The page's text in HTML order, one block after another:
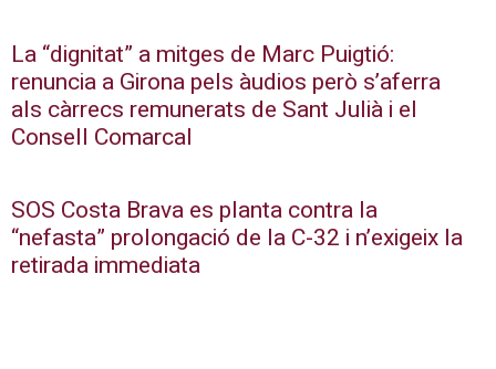
La “dignitat” a mitges de Marc Puigtió:
renuncia a Girona pels àudios però s’aferra
als càrrecs remunerats de Sant Julià i el
Consell Comarcal
SOS Costa Brava es planta contra la
“nefasta” prolongació de la C-32 i n’exigeix la
retirada immediata